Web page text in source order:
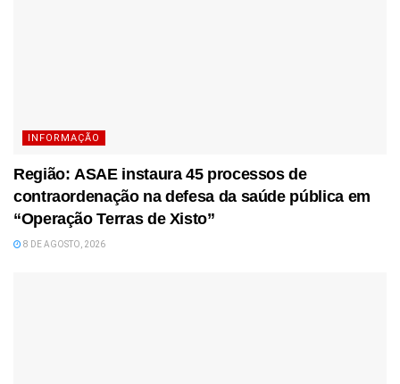
INFORMAÇÃO
Região: ASAE instaura 45 processos de
contraordenação na defesa da saúde pública em
“Operação Terras de Xisto”
8 DE AGOSTO, 2026